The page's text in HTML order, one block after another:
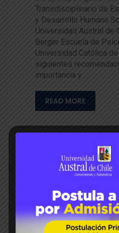
Transdisciplinario de
y Desarrollo Humano
Universidad Austral de
Berger Escuela de
Universidad Católica
siguientes
importancia y …
READ MORE
26
Paola Segovia
114
0